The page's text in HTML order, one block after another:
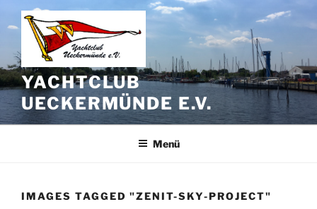
Zum
Inhalt
springen
YACHTCLUB
UECKERMÜNDE E.V.
Menü
IMAGES TAGGED "ZENIT-SKY-PROJECT"